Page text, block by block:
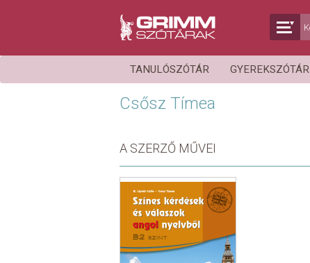
TANULÓSZÓTÁR GYEREKSZÓTÁR
Csősz Tímea
A SZERZŐ MŰVEI